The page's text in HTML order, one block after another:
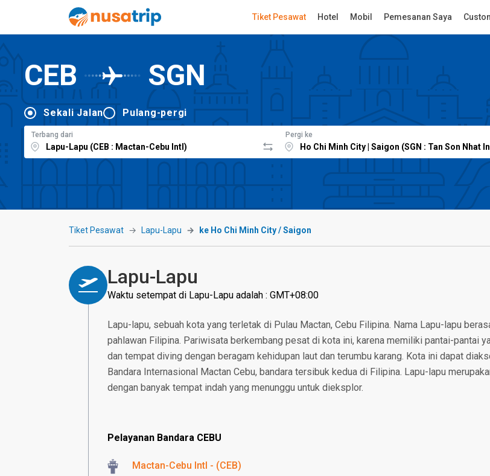
Tiket Pesawat Hotel Mobil Pemesanan Saya
CEB SGN
Sekali Jalan Pulang-pergi
Terbang dari Pergi ke
Tiket Pesawat Lapu-Lapu ke Ho Chi Minh City / Saigon
Lapu-Lapu
Waktu setempat di Lapu-Lapu adalah : GMT+08:00
Lapu-lapu, sebuah kota yang terletak di Pulau Mactan, Cebu Filipina. Nama Lapu-lapu
pahlawan Filipina. Pariwisata berkembang pesat di kota ini, karena memiliki pantai-pantai
dan tempat diving dengan beragam kehidupan laut dan terumbu karang. Kota ini dapat
Bandara Internasional Mactan Cebu, bandara tersibuk kedua di Filipina. Lapu-lapu
dengan banyak tempat indah yang menunggu untuk dieksplor.
Pelayanan Bandara CEBU
Mactan-Cebu Intl - (CEB)